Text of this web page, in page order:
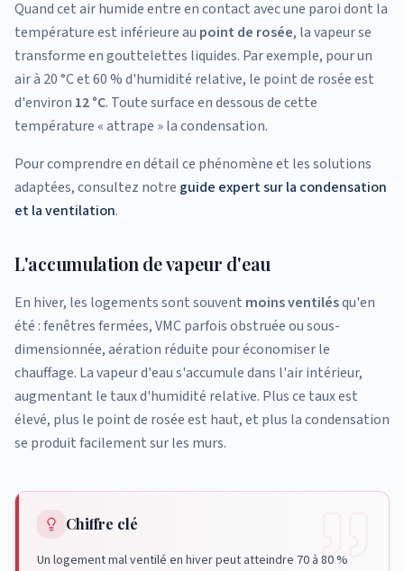
Quand cet air humide entre en contact avec une paroi dont la
température est inférieure au point de rosée, la vapeur se
transforme en gouttelettes liquides. Par exemple, pour un
air à 20 °C et 60 % d'humidité relative, le point de rosée est
d'environ 12 °C. Toute surface en dessous de cette
température « attrape » la condensation.
Pour comprendre en détail ce phénomène et les solutions
adaptées, consultez notre guide expert sur la condensation
et la ventilation.
L'accumulation de vapeur d'eau
En hiver, les logements sont souvent moins ventilésqu'en
été : fenêtres fermées, VMC parfois obstruée ou sous-
dimensionnée, aération réduite pour économiser le
chauffage. La vapeur d'eau s'accumule dans l'air intérieur,
augmentant le taux d'humidité relative. Plus ce taux est
élevé, plus le point de rosée est haut, et plus la condensation
se produit facilement sur les murs.
Chiffre clé
Un logement mal ventilé en hiver peut atteindre 70 à 80 %